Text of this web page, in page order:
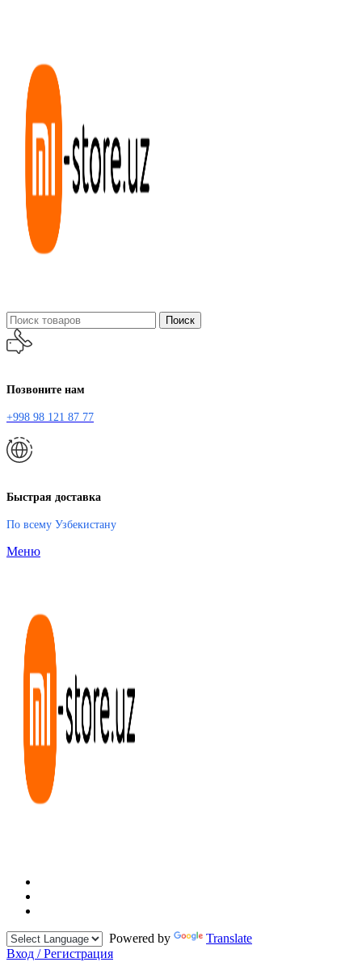
Поиск
Позвоните нам
+998 98 121 87 77
Быстрая доставка
По всему Узбекистану
Меню
Powered by
Translate
Вход / Регистрация